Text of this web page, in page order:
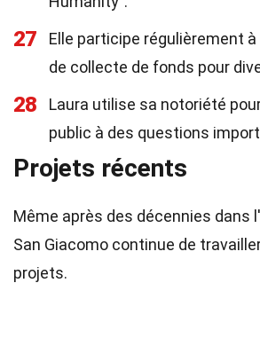
27
Elle participe régulièrement
de collecte de fonds pour
28
Laura utilise sa notoriété
public à des questions
Projets récents
Même après des décennies dans
San Giacomo continue de
projets.